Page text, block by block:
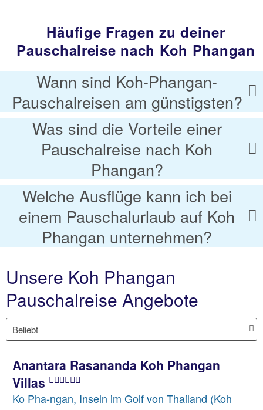
Häufige Fragen zu deiner
Pauschalreise nach Koh Phangan
Wann sind Koh-Phangan-
Pauschalreisen am günstigsten?
Was sind die Vorteile einer
Pauschalreise nach Koh
Phangan?
Welche Ausflüge kann ich bei
einem Pauschalurlaub auf Koh
Phangan unternehmen?
Unsere Koh Phangan
Pauschalreise Angebote
Anantara Rasananda Koh Phangan
Villas
Ko Pha-ngan, Inseln im Golf von Thailand (Koh